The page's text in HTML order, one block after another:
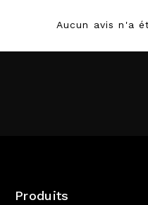
Aucun avis n'a
Produits